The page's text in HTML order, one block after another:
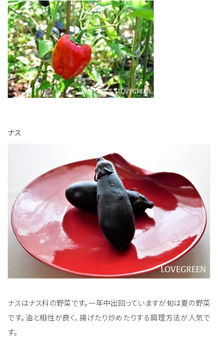
ナス
ナスはナス科の野菜です。一年中出回っていますが旬は夏の野菜
です。油と相性が良く、揚げたり炒めたりする調理方法が人気で
す。